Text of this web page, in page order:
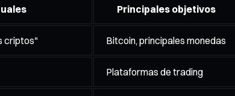
Principales objetivos
criptos" Bitcoin, principales monedas
Plataformas de trading